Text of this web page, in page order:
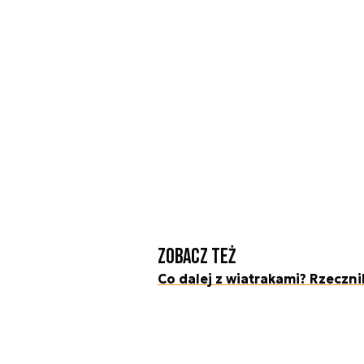
Zobacz też
Co dalej z wiatrakami?